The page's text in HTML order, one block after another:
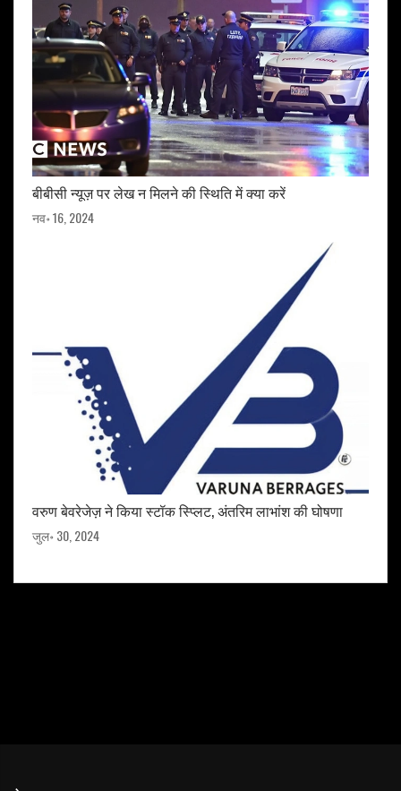
बीबीसी न्यूज़ पर लेख न मिलने की स्थिति में क्या करें
नव॰ 16, 2024
वरुण बेवरेजेज़ ने किया स्टॉक स्प्लिट, अंतरिम लाभांश की घोषणा
जुल॰ 30, 2024